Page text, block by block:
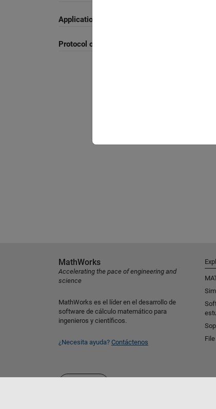
Application
Protocol or Standard
MathWorks
Accelerating the pace of engineering and
science
MathWorks es el líder en el desarrollo de
software de cálculo matemático para
ingenieros y científicos.
¿Necesita ayuda? Contáctenos